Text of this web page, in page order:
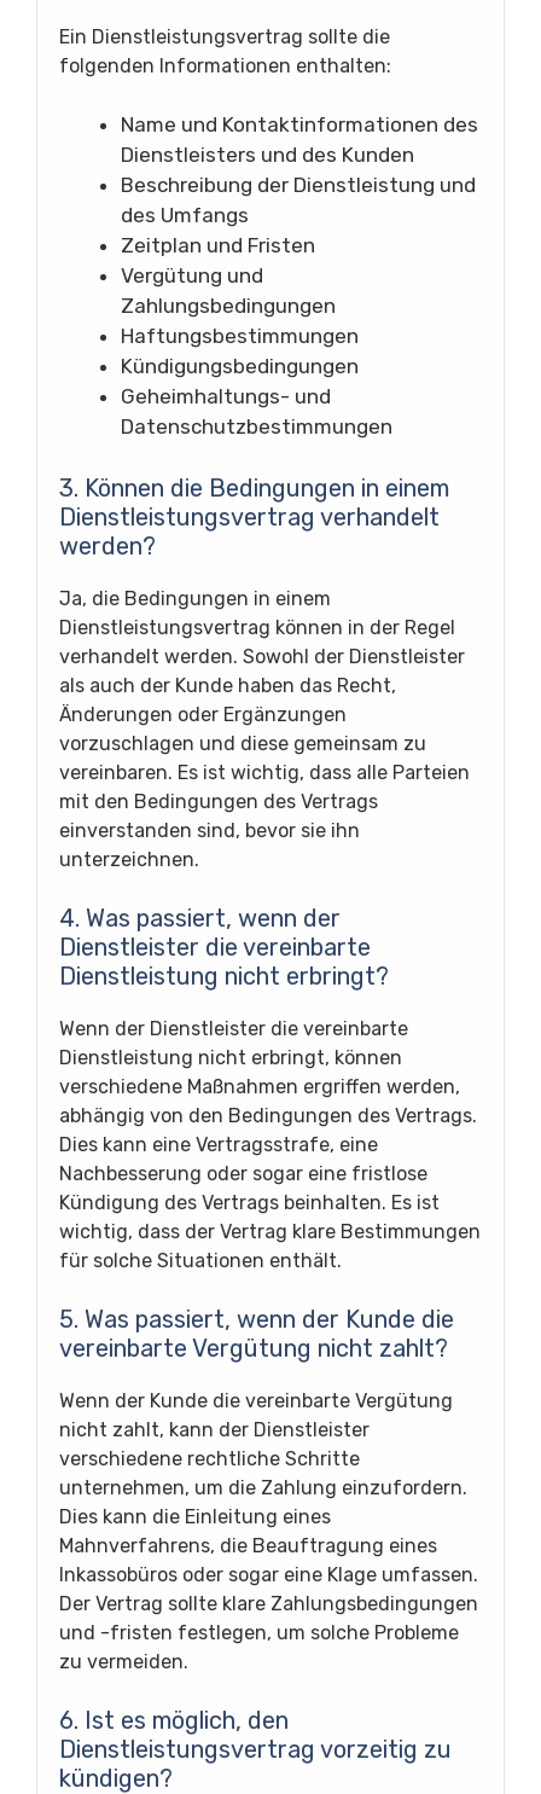
Ein Dienstleistungsvertrag sollte die
folgenden Informationen enthalten:
Name und Kontaktinformationen des
Dienstleisters und des Kunden
Beschreibung der Dienstleistung und
des Umfangs
Zeitplan und Fristen
Vergütung und
Zahlungsbedingungen
Haftungsbestimmungen
Kündigungsbedingungen
Geheimhaltungs- und
Datenschutzbestimmungen
3. Können die Bedingungen in einem
Dienstleistungsvertrag verhandelt
werden?
Ja, die Bedingungen in einem
Dienstleistungsvertrag können in der Regel
verhandelt werden. Sowohl der Dienstleister
als auch der Kunde haben das Recht,
Änderungen oder Ergänzungen
vorzuschlagen und diese gemeinsam zu
vereinbaren. Es ist wichtig, dass alle Parteien
mit den Bedingungen des Vertrags
einverstanden sind, bevor sie ihn
unterzeichnen.
4. Was passiert, wenn der
Dienstleister die vereinbarte
Dienstleistung nicht erbringt?
Wenn der Dienstleister die vereinbarte
Dienstleistung nicht erbringt, können
verschiedene Maßnahmen ergriffen werden,
abhängig von den Bedingungen des Vertrags.
Dies kann eine Vertragsstrafe, eine
Nachbesserung oder sogar eine fristlose
Kündigung des Vertrags beinhalten. Es ist
wichtig, dass der Vertrag klare Bestimmungen
für solche Situationen enthält.
5. Was passiert, wenn der Kunde die
vereinbarte Vergütung nicht zahlt?
Wenn der Kunde die vereinbarte Vergütung
nicht zahlt, kann der Dienstleister
verschiedene rechtliche Schritte
unternehmen, um die Zahlung einzufordern.
Dies kann die Einleitung eines
Mahnverfahrens, die Beauftragung eines
Inkassobüros oder sogar eine Klage umfassen.
Der Vertrag sollte klare Zahlungsbedingungen
und -fristen festlegen, um solche Probleme
zu vermeiden.
6. Ist es möglich, den
Dienstleistungsvertrag vorzeitig zu
kündigen?